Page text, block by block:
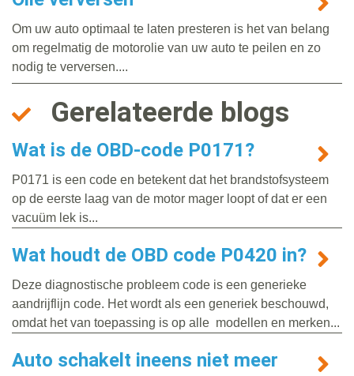
Om uw auto optimaal te laten presteren is het van belang
om regelmatig de motorolie van uw auto te peilen en zo
nodig te verversen....
Gerelateerde blogs
Wat is de OBD-code P0171?
P0171 is een code en betekent dat het brandstofsysteem
op de eerste laag van de motor mager loopt of dat er een
vacuüm lek is...
Wat houdt de OBD code P0420 in?
Deze diagnostische probleem code is een generieke
aandrijflijn code. Het wordt als een generiek beschouwd,
omdat het van toepassing is op alle modellen en merken...
Auto schakelt ineens niet meer